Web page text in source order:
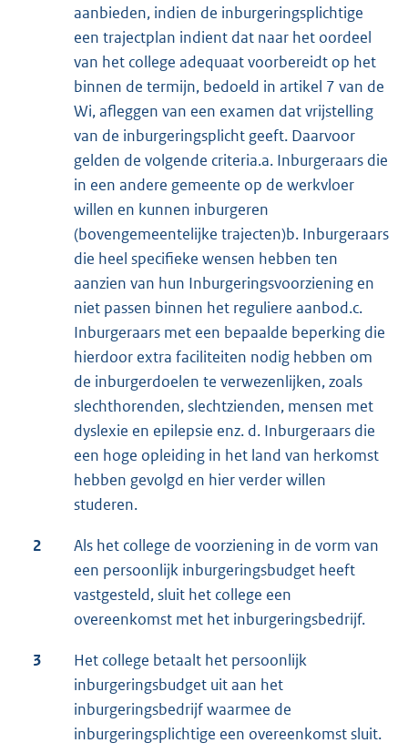
aanbieden, indien de inburgeringsplichtige
een trajectplan indient dat naar het oordeel
van het college adequaat voorbereidt op het
binnen de termijn, bedoeld in artikel 7 van de
Wi, afleggen van een examen dat vrijstelling
van de inburgeringsplicht geeft. Daarvoor
gelden de volgende criteria.a. Inburgeraars die
in een andere gemeente op de werkvloer
willen en kunnen inburgeren
(bovengemeentelijke trajecten)b. Inburgeraars
die heel specifieke wensen hebben ten
aanzien van hun Inburgeringsvoorziening en
niet passen binnen het reguliere aanbod.c.
Inburgeraars met een bepaalde beperking die
hierdoor extra faciliteiten nodig hebben om
de inburgerdoelen te verwezenlijken, zoals
slechthorenden, slechtzienden, mensen met
dyslexie en epilepsie enz. d. Inburgeraars die
een hoge opleiding in het land van herkomst
hebben gevolgd en hier verder willen
studeren.
2
Als het college de voorziening in de vorm van
een persoonlijk inburgeringsbudget heeft
vastgesteld, sluit het college een
overeenkomst met het inburgeringsbedrijf.
3
Het college betaalt het persoonlijk
inburgeringsbudget uit aan het
inburgeringsbedrijf waarmee de
inburgeringsplichtige een overeenkomst sluit.